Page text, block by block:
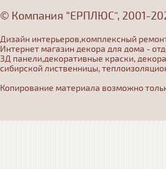
© Компания “ЕРПЛЮС”, 2001-
Дизайн интерьеров,комплексный
Интернет магазин декора для дома -
3Д панели,декоративные краски,
сибирской лиственницы,
Копирование материала возможно